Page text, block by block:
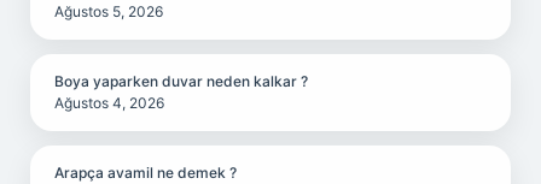
Ağustos 5, 2026
Boya yaparken duvar neden kalkar ?
Ağustos 4, 2026
Arapça avamil ne demek ?